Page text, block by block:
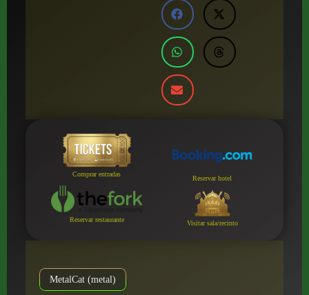
Comprar entradas
Reservar hotel
Reservar restaurante Visitar sala/recinto
MetalCat (metal)